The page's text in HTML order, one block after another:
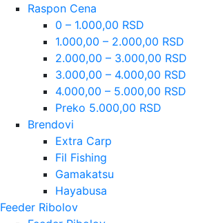
Raspon Cena
0 – 1.000,00 RSD
1.000,00 – 2.000,00 RSD
2.000,00 – 3.000,00 RSD
3.000,00 – 4.000,00 RSD
4.000,00 – 5.000,00 RSD
Preko 5.000,00 RSD
Brendovi
Extra Carp
Fil Fishing
Gamakatsu
Hayabusa
Feeder Ribolov